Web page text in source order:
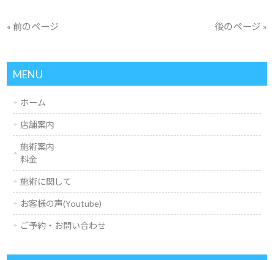
« 前のページ 後のページ »
MENU
ホーム
店舗案内
施術案内
料金
施術に関して
お客様の声(Youtube)
ご予約・お問い合わせ